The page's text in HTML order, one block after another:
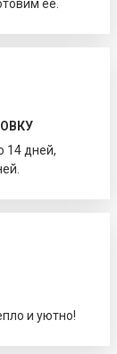
её.
14 дней,
и уютно!